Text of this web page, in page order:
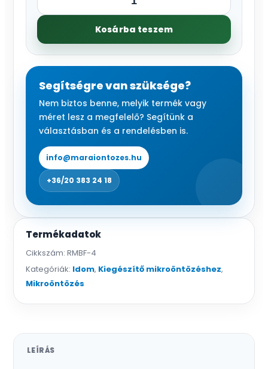
Spagetti
tömlővég
x
mennyiség
Kosárba teszem
Segítségre van szüksége?
Nem biztos benne, melyik termék vagy
méret lesz a megfelelő? Segítünk a
választásban és a rendelésben is.
info@maraiontozes.hu
+36/20 383 24 18
Termékadatok
Cikkszám: RMBF-4
Kategóriák: Idom, Kiegészítő mikroöntözéshez,
Mikroöntözés
LEÍRÁS